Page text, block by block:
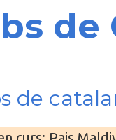
de
de